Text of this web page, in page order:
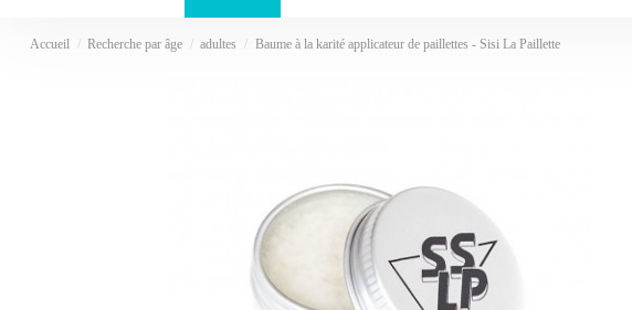
Accueil Recherche par âge adultes Baume à la karité applicateur de paillettes - Sisi La Paillette